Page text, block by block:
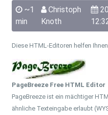
~1
min
Christoph
Knoth
Diese HTML-Editoren helfen
PageBreeze Free HTML Editor
PageBreeze ist ein mächtiger
ähnliche Texteingabe erlaubt